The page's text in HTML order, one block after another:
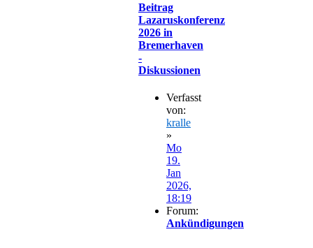
Beitrag
Lazaruskonferenz
2026 in
Bremerhaven
-
Diskussionen
Verfasst
von:
kralle
»
Mo
19.
Jan
2026,
18:19
Forum:
Ankündigungen